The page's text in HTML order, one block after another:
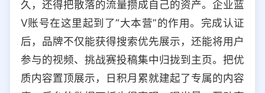
久，还得把散落的流量攒成自己的资产。企业蓝
V账号在这里起到了“大本营”的作用。完成认证
后，品牌不仅能获得搜索优先展示，还能将用户
参与的视频、挑战赛投稿集中归拢到主页。把优
质内容置顶展示，日积月累就建起了专属的内容